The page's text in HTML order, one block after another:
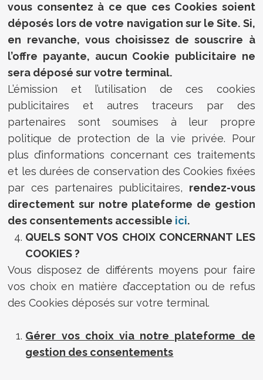
vous consentez à ce que ces Cookies soient
déposés lors de votre navigation sur le Site. Si,
en revanche, vous choisissez de souscrire à
l’offre payante, aucun Cookie publicitaire ne
sera déposé sur votre terminal.
L’émission et l’utilisation de ces cookies
publicitaires et autres traceurs par des
partenaires sont soumises à leur propre
politique de protection de la vie privée. Pour
plus d’informations concernant ces traitements
et les durées de conservation des Cookies fixées
par ces partenaires publicitaires, rendez-vous
directement sur notre plateforme de gestion
des consentements accessible ici.
QUELS SONT VOS CHOIX CONCERNANT LES
COOKIES ?
Vous disposez de différents moyens pour faire
vos choix en matière d’acceptation ou de refus
des Cookies déposés sur votre terminal.
Gérer vos choix via notre plateforme de
gestion des consentements